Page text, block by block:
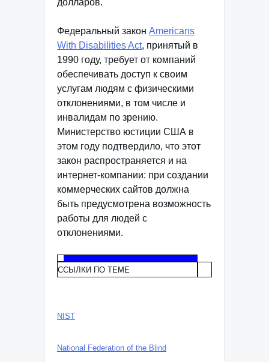
долларов.
Федеральный закон Americans
With Disabilities Act, принятый в
1990 году, требует от компаний
обеспечивать доступ к своим
услугам людям с физическими
отклонениями, в том числе и
инвалидам по зрению.
Министерство юстиции США в
этом году подтвердило, что этот
закон распространяется и на
интернет-компании: при создании
коммерческих сайтов должна
быть предусмотрена возможность
работы для людей с
отклонениями.
ССЫЛКИ ПО ТЕМЕ
NIST
National Federation of the Blind